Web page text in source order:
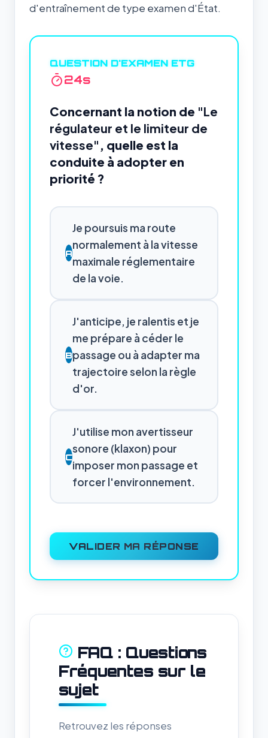
d'entraînement de type examen d'État.
QUESTION D'EXAMEN ETG
24s
Concernant la notion de "Le
régulateur et le limiteur de
vitesse" , quelle est la
conduite à adopter en
priorité ?
A
Je poursuis ma route
normalement à la vitesse
maximale réglementaire
de la voie.
B
J'anticipe, je ralentis et je
me prépare à céder le
passage ou à adapter ma
trajectoire selon la règle
d'or.
C
J'utilise mon avertisseur
sonore (klaxon) pour
imposer mon passage et
forcer l'environnement.
VALIDER MA RÉPONSE
FAQ : Questions
Fréquentes sur le
sujet
Retrouvez les réponses